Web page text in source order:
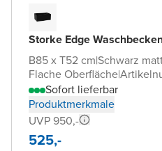
Storke Edge
B85 x T52 cm|Schwarz
Flache Oberfläche|
Sofort lieferbar
Produktmerkmale
UVP 950,-
525,-